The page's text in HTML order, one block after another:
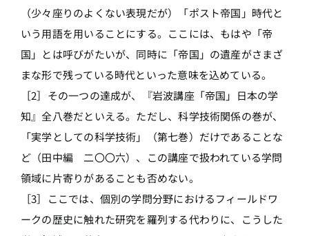
（少々座りのよくない表現だが）「ポスト帝国」時代と
いう用語を用いることにする。ここには、もはや「帝
国」とは呼びがたいが、同時に「帝国」の遺産がさまざ
まな形で残っている時代といった意味を込めている。
［2］その一つの達成が、『岩波講座「帝国」日本の学
知』全八巻だといえる。ただし、科学技術関係の巻が、
「実学としての科学技術」（第七巻）だけであることな
ど（田中編 二〇〇六）、この講座で扱われている学問
領域に片寄りがあることも否めない。
［3］ここでは、個別の学問分野におけるフィールドワ
ークの歴史に触れた研究を羅列する代わりに、こうした